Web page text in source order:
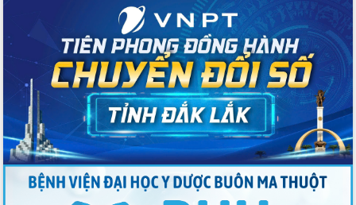
Phó Bí thư Tỉnh ủy Đắk Lắk Đỗ Hữu
Huy giữ chức Bí thư Đảng ủy Ủy Ban
Nhân dân tỉnh
Bệnh án điện tử thúc đẩy chuyển đổi
số y tế tại Đắk Lắk
Chuyển đổi số thư viện: Mở rộng
không gian tri thức trong thời đại số
Đánh giá, rút kinh nghiệm công tác tổ
chức diễn tập trước ngày bầu cử
Chương trình “Gặp gỡ hữu nghị –
Friendship Meeting New Year 2026”